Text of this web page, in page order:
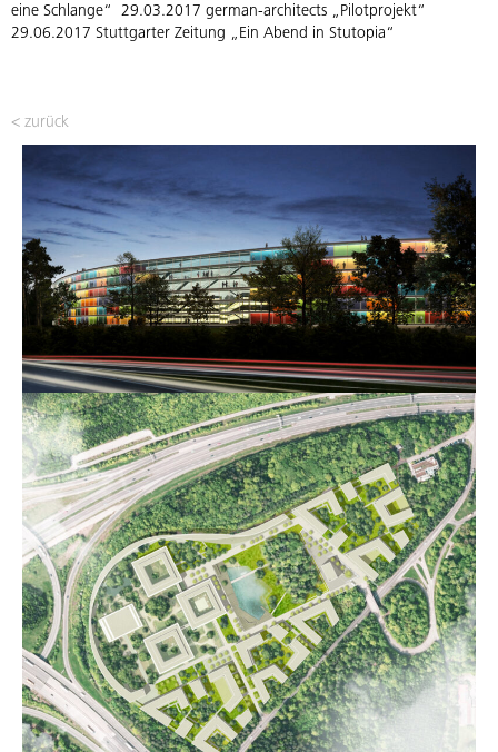
eine Schlange“ 29.03.2017 german-architects „Pilotprojekt“
29.06.2017 Stuttgarter Zeitung „Ein Abend in Stutopia“
< zurück